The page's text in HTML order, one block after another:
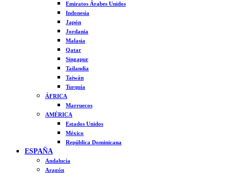
Emiratos Árabes Unidos
Indonesia
Japón
Jordania
Malasia
Qatar
Singapur
Tailandia
Taiwán
Turquía
ÁFRICA
Marruecos
AMÉRICA
Estados Unidos
México
República Dominicana
ESPAÑA
Andalucía
Aragón